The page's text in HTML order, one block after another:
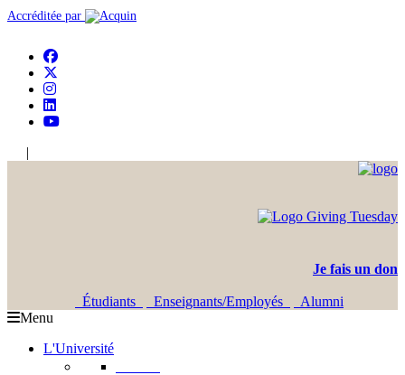
Accréditée par
|
Je fais un don
Étudiants Enseignants/Employés
Alumni
Menu
L'Université